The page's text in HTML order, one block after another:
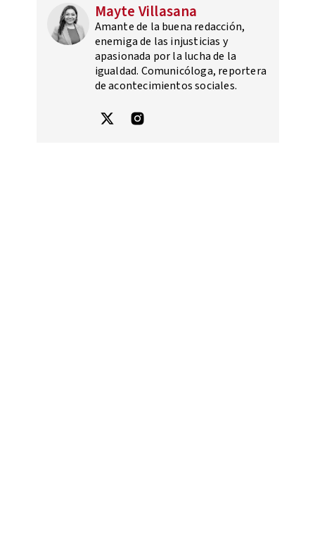
Mayte Villasana
Amante de la buena redacción,
enemiga de las injusticias y
apasionada por la lucha de la
igualdad. Comunicóloga, reportera
de acontecimientos sociales.